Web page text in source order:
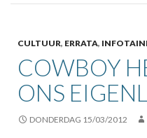
CULTUUR, ERRATA,
COWBOY
ONS
DONDERDAG 15/03/2012